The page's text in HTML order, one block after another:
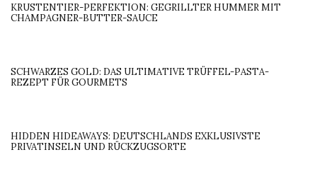
KRUSTENTIER-PERFEKTION: GEGRILLTER HUMMER MIT
CHAMPAGNER-BUTTER-SAUCE
SCHWARZES GOLD: DAS ULTIMATIVE TRÜFFEL-PASTA-
REZEPT FÜR GOURMETS
HIDDEN HIDEAWAYS: DEUTSCHLANDS EXKLUSIVSTE
PRIVATINSELN UND RÜCKZUGSORTE